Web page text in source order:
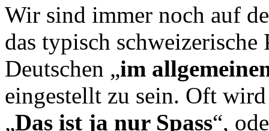
Wir sind immer noch auf
das typisch schweizerische
Deutschen „im
eingestellt zu sein. Oft
„Das ist ja nur Spass“,